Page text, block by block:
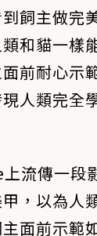
飼主做完
和貓一樣
前耐心示
人類完全
流傳一段
，以為人
面前示範